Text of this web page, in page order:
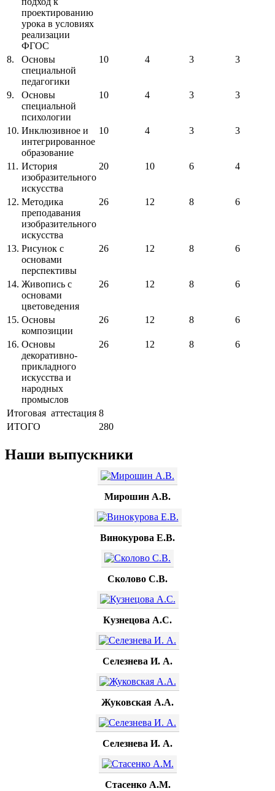
проектированию
урока в условиях
реализации
ФГОС
8.
Основы
специальной
педагогики
10 4 3 3
9.
Основы
специальной
психологии
10 4 3 3
10. Инклюзивное и
интегрированное
образование
10 4 3 3
11. История
изобразительного
искусства
20 10 6 4
12. Методика
преподавания
изобразительного
искусства
26 12 8 6
13. Рисунок с
основами
перспективы
26 12 8 6
14. Живопись с
основами
цветоведения
26 12 8 6
15. Основы
композиции
26 12 8 6
16. Основы
декоративно-
прикладного
искусства и
народных
промыслов
26 12 8 6
Итоговая аттестация 8
ИТОГО
280
Наши выпускники
Мирошин А.В.
Винокурова Е.В.
Сколово С.В.
Кузнецова А.С.
Селезнева И. А.
Жуковская А.А.
Селезнева И. А.
Стасенко А.М.